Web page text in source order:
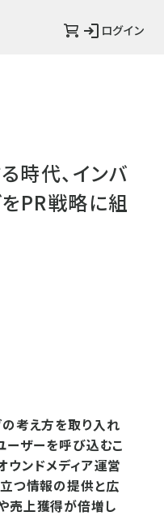
ログイン
時代、インバ
PR戦略に組
考え方を取り入れ
ーザーを呼び込むこ
ウンドメディア運営
つ情報の提供と広
売上獲得が倍増し